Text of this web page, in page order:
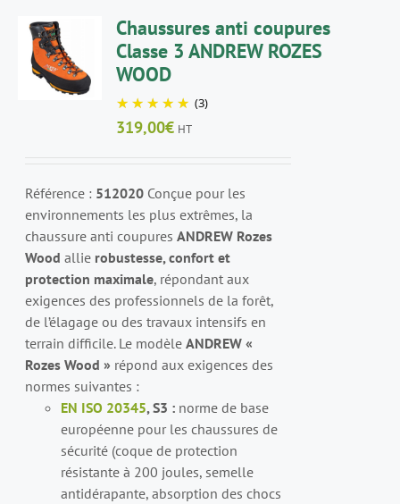
CHOIX
DES
OPTIONS
CE
PRODUIT
PLUSIEURS
OPTIONS
ÊTRE
CHOISIES
SUR
LA
PAGE
DU
PRODUIT
/
Chaussures anti coupures
Classe 3 ANDREW ROZES
WOOD
(3)
319,00€ HT
Référence : 512020 Conçue pour les
environnements les plus extrêmes, la
chaussure anti coupuresANDREW Rozes
Wood allie robustesse, confort et
protection maximale, répondant aux
exigences des professionnels de la forêt,
de l’élagage ou des travaux intensifs en
terrain difficile. Le modèleANDREW «
Rozes Wood » répond aux exigences des
normes suivantes :
EN ISO 20345, S3 : norme de base
européenne pour les chaussures de
sécurité (coque de protection
résistante à 200 joules, semelle
antidérapante, absorption des chocs